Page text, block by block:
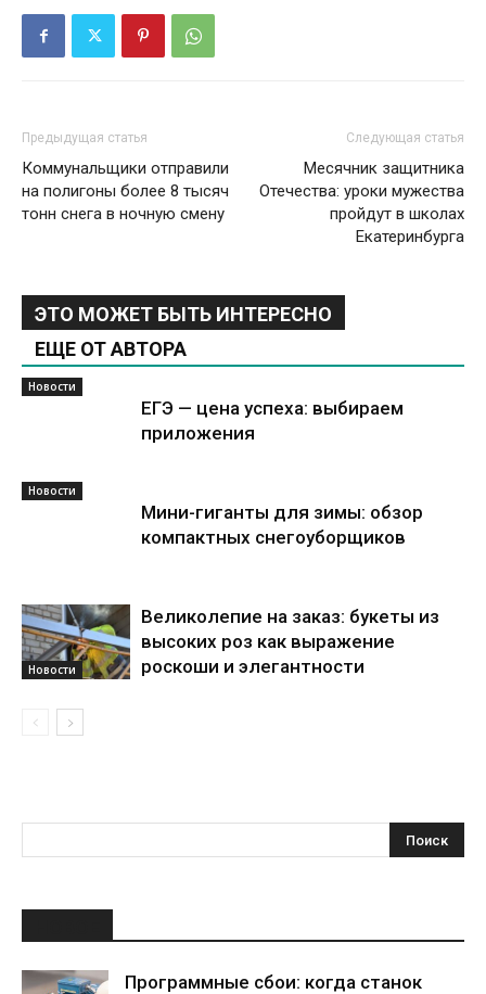
Предыдущая статья
Коммунальщики отправили
на полигоны более 8 тысяч
тонн снега в ночную смену
Следующая статья
Месячник защитника
Отечества: уроки мужества
пройдут в школах
Екатеринбурга
ЭТО МОЖЕТ БЫТЬ ИНТЕРЕСНО
ЕЩЕ ОТ АВТОРА
Новости
ЕГЭ — цена успеха: выбираем
приложения
Новости
Мини-гиганты для зимы: обзор
компактных снегоуборщиков
Новости
Великолепие на заказ: букеты из
высоких роз как выражение
роскоши и элегантности
Программные сбои: когда станок